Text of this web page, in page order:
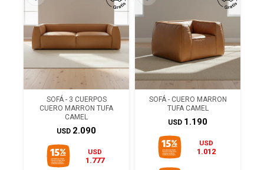
SOFÁ - 3 CUERPOS
CUERO MARRON TUFA
CAMEL
USD 2.090
USD
1.777
SOFÁ - CUERO MARRON
TUFA CAMEL
USD 1.190
USD
1.012